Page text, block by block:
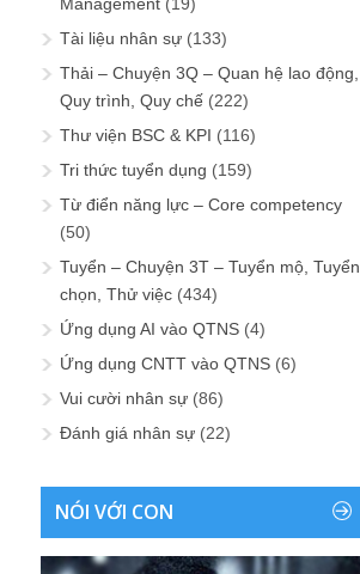
Tài liệu nhân sự (133)
Thải – Chuyện 3Q – Quan hệ lao động,
Quy trình, Quy chế (222)
Thư viện BSC & KPI (116)
Tri thức tuyển dụng (159)
Từ điển năng lực – Core competency
(50)
Tuyển – Chuyện 3T – Tuyển mộ, Tuyển
chọn, Thử việc (434)
Ứng dụng AI vào QTNS (4)
Ứng dụng CNTT vào QTNS (6)
Vui cười nhân sự (86)
Đánh giá nhân sự (22)
NÓI VỚI CON